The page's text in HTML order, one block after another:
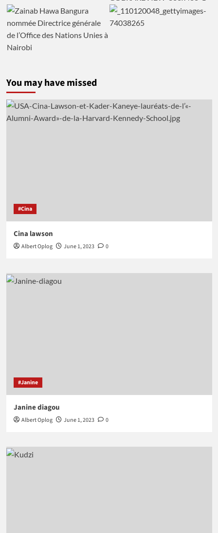
You may have missed
#Cina
Cina lawson
Albert Oplog June 1, 2023 0
#Janine
Janine diagou
Albert Oplog June 1, 2023 0